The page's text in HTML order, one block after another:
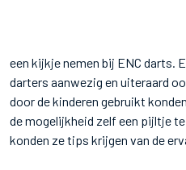
een kijkje nemen bij ENC darts.
darters aanwezig en uiteraard
door de kinderen gebruikt
de mogelijkheid zelf een pijltje
konden ze tips krijgen van de